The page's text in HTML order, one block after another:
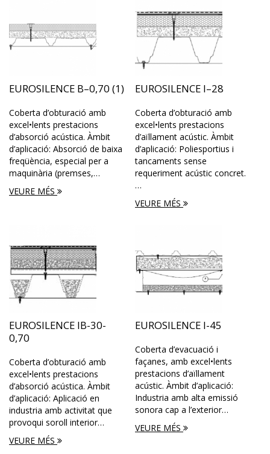
EUROSILENCE B–0,70 (1)
Coberta d’obturació amb
excel•lents prestacions
d’absorció acústica. Àmbit
d’aplicació: Absorció de baixa
freqüència, especial per a
maquinària (premses,…
VEURE MÉS
EUROSILENCE I–28
Coberta d’obturació amb
excel•lents prestacions
d’aïllament acústic. Àmbit
d’aplicació: Poliesportius i
tancaments sense
requeriment acústic concret.
…
VEURE MÉS
EUROSILENCE IB-30-
0,70
Coberta d’obturació amb
excel•lents prestacions
d’absorció acústica. Àmbit
d’aplicació: Aplicació en
industria amb activitat que
provoqui soroll interior…
VEURE MÉS
EUROSILENCE I-45
Coberta d’evacuació i
façanes, amb excel•lents
prestacions d’aïllament
acústic. Àmbit d’aplicació:
Industria amb alta emissió
sonora cap a l’exterior…
VEURE MÉS